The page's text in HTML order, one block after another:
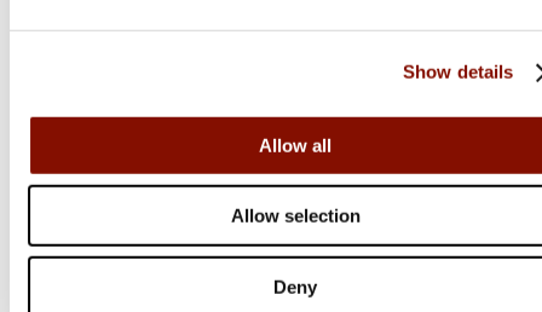
Show details
Allow all
Allow selection
Deny